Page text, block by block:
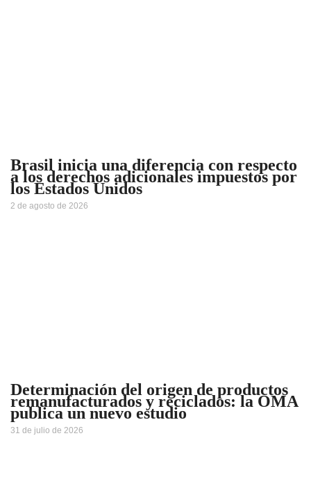
Brasil inicia una diferencia con respecto
a los derechos adicionales impuestos por
los Estados Unidos
2 de agosto de 2026
Determinación del origen de productos
remanufacturados y reciclados: la OMA
publica un nuevo estudio
31 de julio de 2026